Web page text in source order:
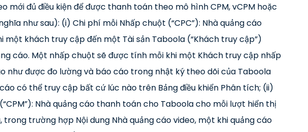
mới đủ điều kiện để được thanh toán theo mô hình CPM, vCPM hoặc
như sau): (i) Chi phí mỗi Nhấp chuột (“CPC”): Nhà quảng cáo
khách truy cập đến một Tài sản Taboola (“Khách truy cập”)
cáo. Một nhấp chuột sẽ được tính mỗi khi một Khách truy cập nhấp
như được đo lường và báo cáo trong nhật ký theo dõi của Taboola
có thể truy cập bất cứ lúc nào trên Bảng điều khiển Phân tích; (ii)
Nhà quảng cáo thanh toán cho Taboola cho mỗi lượt hiển thị
trong trường hợp Nội dung Nhà quảng cáo video, một khi quảng cáo